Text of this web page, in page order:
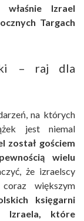
Izrael
Targach
– raj dla
na których
jest niemal
został gościem
wielu
że izraelscy
większym
księgarni
Izraela, które